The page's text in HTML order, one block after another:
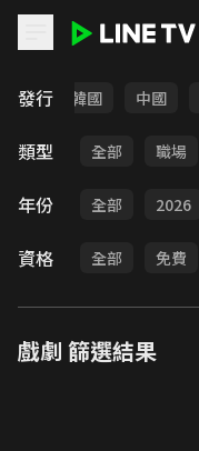
發行
日本 韓國 中國
類型 全部 職場
年份 全部 2026
資格 全部 免費
戲劇 篩選結果